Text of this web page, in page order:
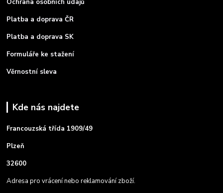
Ochrana osobních údajů
Platba a doprava ČR
Platba a doprava SK
Formuláře ke stažení
Věrnostní sleva
Kde nás najdete
Francouzská třída 1909/49
Plzeň
32600
Adresa pro vrácení nebo reklamování zboží.